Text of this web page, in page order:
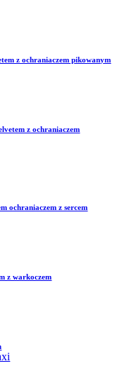
z ochraniaczem pikowanym
z ochraniaczem
ochraniaczem z sercem
z warkoczem